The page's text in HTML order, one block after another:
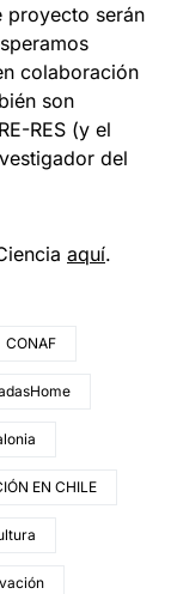
proyecto serán
colaboración
son
RES (y el
del
aquí.
CONAF
EN CHILE